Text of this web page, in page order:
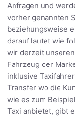
Anfragen und
vorher genannten
beziehungsweise
darauf lautet wie
wir derzeit
Fahrzeug der
inklusive
Transfer wo die
wie es zum
Taxi anbietet, gibt